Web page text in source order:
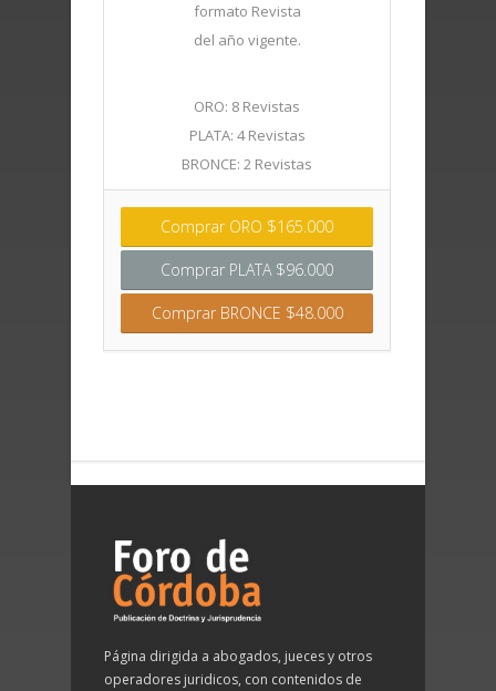
formato Revista
del año vigente.
ORO: 8 Revistas
PLATA: 4 Revistas
BRONCE: 2 Revistas
Comprar ORO $165.000
Comprar PLATA $96.000
Comprar BRONCE $48.000
Página dirigida a abogados, jueces y otros
operadores juridicos, con contenidos de